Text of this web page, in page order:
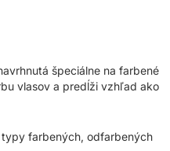
špeciálne na farbené
vlasov a predĺži vzhľad ako
farbených, odfarbených